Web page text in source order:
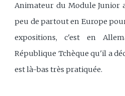
Animateur du Module Junior
peu de partout en Europe
expositions, c'est en
République Tchèque qu'il a
est là-bas très pratiquée.